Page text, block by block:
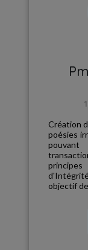
Création
poésies
principes
objectif